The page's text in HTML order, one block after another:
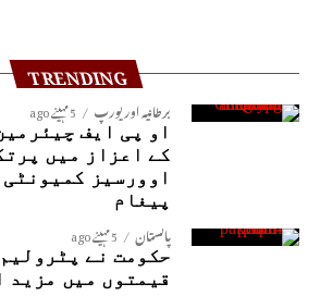
TRENDING
برطانیہ اور یورپ 5 مہینے ago
او پی ایف
کے اعزاز میں
اوورسیز کمیونٹی
پیغام
پاکستان 5 مہینے ago
حکومت نے
قیمتوں میں مزید